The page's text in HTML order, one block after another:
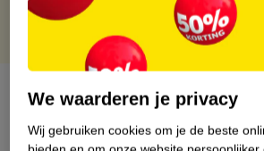
Over dit product
Productinformatie
We waarderen je privacy
Wij gebruiken cookies om je de beste